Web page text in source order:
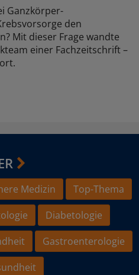
Ganzkörper-
den
Mit dieser Frage wandte
einer Fachzeitschrift –
Medizin
Top-Thema
Diabetologie
Gastroenterologie